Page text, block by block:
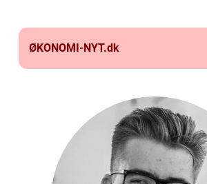
ØKONOMI-NYT.dk